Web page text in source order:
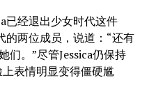
已经退出少女时代这件
的两位成员，说道：“还有
们。”尽管Jessica仍保持
表情明显变得僵硬尴